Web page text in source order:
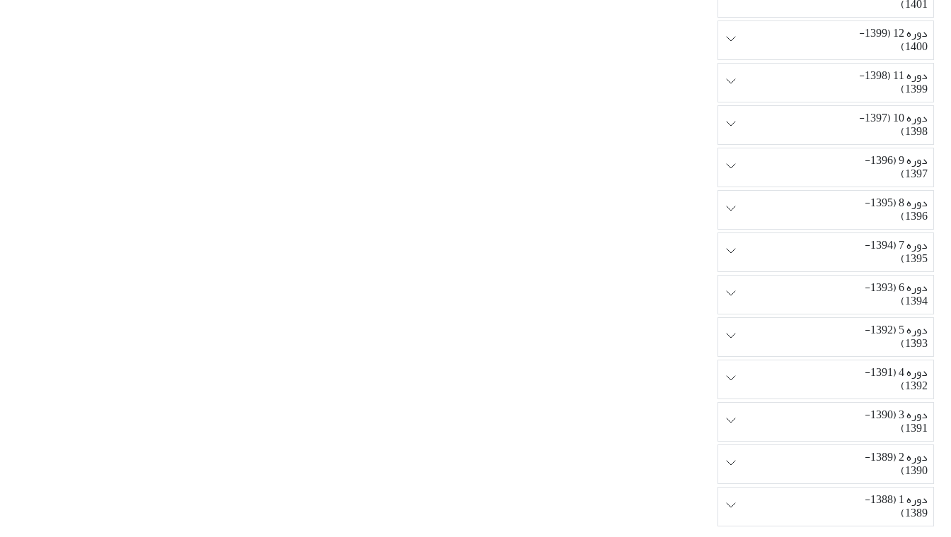
1401)
دوره 12 (1399-
1400)
دوره 11 (1398-
1399)
دوره 10 (1397-
1398)
دوره 9 (1396-
1397)
دوره 8 (1395-
1396)
دوره 7 (1394-
1395)
دوره 6 (1393-
1394)
دوره 5 (1392-
1393)
دوره 4 (1391-
1392)
دوره 3 (1390-
1391)
دوره 2 (1389-
1390)
دوره 1 (1388-
1389)